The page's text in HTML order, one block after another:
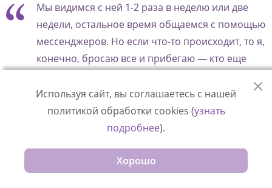
Мы видимся с ней 1-2 раза в неделю или две
недели, остальное время общаемся с помощью
мессенджеров. Но если что-то происходит, то я,
конечно, бросаю все и прибегаю — кто еще
Отличается ли реальная жизнь с приемными
детьми от ваших изначальных представлений об
— На самом деле, для меня жизнь с приемным ребенком
Используя сайт, вы соглашаетесь с нашей
политикой обработки cookies (узнать
подробнее).
Хорошо